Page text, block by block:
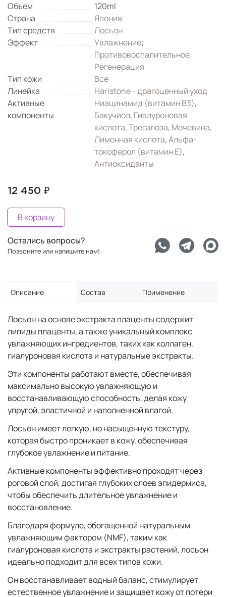
Объем
120ml
Страна
Япония
Тип средств
Лосьон
Эффект
Увлажнение;
Противовоспалительное;
Регенерация
Тип кожи
Все
Линейка
Haristone - драгоценный уход
Активные
компоненты
Ниацинамид (витамин B3),
Бакучиол, Гиалуроновая
кислота,Трегалоза, Мочевина,
Лимонная кислота,Альфа-
токоферол (витамин Е),
Антиоксиданты
12 450 ₽
В корзину
Остались вопросы?
Позвоните или напишите нам!
Описание Состав Применение
Лосьон на основе экстракта плаценты содержит
липиды плаценты, а также уникальный комплекс
увлажняющих ингредиентов, таких как коллаген,
гиалуроновая кислота и натуральные экстракты.
Эти компоненты работают вместе, обеспечивая
максимально высокую увлажняющую и
восстанавливающую способность, делая кожу
упругой, эластичной и наполненной влагой.
Лосьон имеет легкую, но насыщенную текстуру,
которая быстро проникает в кожу, обеспечивая
глубокое увлажнение и питание.
Активные компоненты эффективно проходят через
роговой слой, достигая глубоких слоев эпидермиса,
чтобы обеспечить длительное увлажнение и
восстановление.
Благодаря формуле, обогащенной натуральным
увлажняющим фактором (NMF), таким как
гиалуроновая кислота и экстракты растений, лосьон
идеально подходит для всех типов кожи.
Он восстанавливает водный баланс, стимулирует
естественное увлажнение и защищает кожу от потери